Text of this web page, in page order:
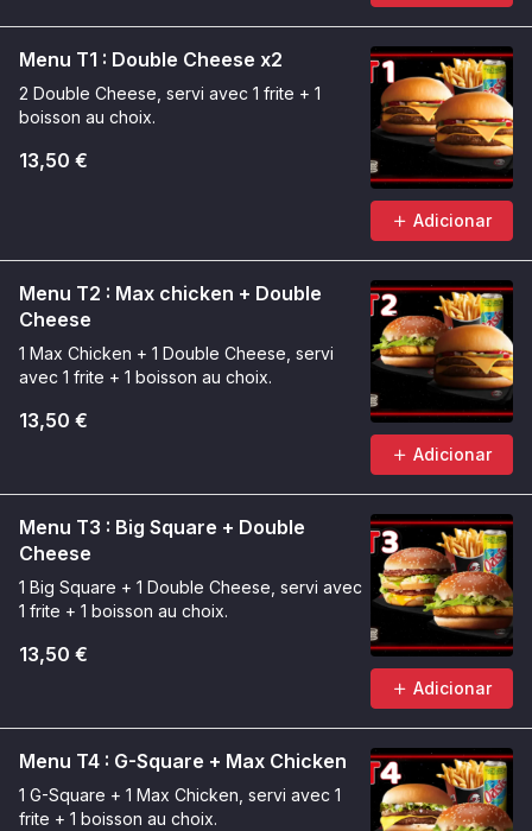
Menu T1 : Double Cheese x2
2 Double Cheese, servi avec 1 frite + 1
boisson au choix.
13,50 €
Adicionar
Menu T2 : Max chicken + Double
Cheese
1 Max Chicken + 1 Double Cheese, servi
avec 1 frite + 1 boisson au choix.
13,50 €
Adicionar
Menu T3 : Big Square + Double
Cheese
1 Big Square + 1 Double Cheese, servi avec
1 frite + 1 boisson au choix.
13,50 €
Adicionar
Menu T4 : G-Square + Max Chicken
1 G-Square + 1 Max Chicken, servi avec 1
frite + 1 boisson au choix.